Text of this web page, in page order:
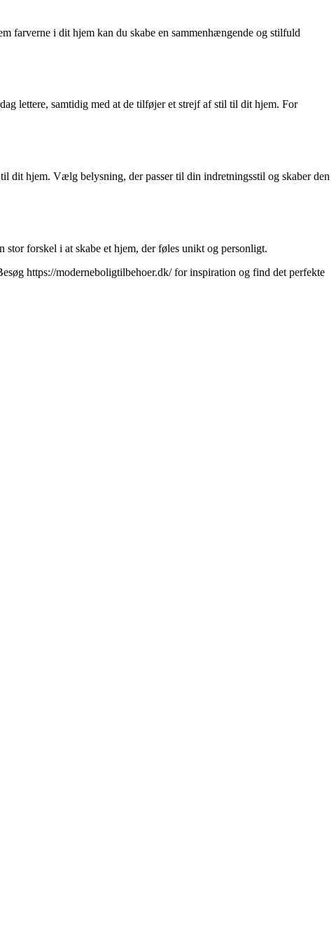
farverne i dit hjem kan du skabe en sammenhængende og stilfuld
lettere, samtidig med at de tilføjer et strejf af stil til dit hjem. For
dit hjem. Vælg belysning, der passer til din indretningsstil og skaber den
forskel i at skabe et hjem, der føles unikt og personligt.
https://moderneboligtilbehoer.dk/ for inspiration og find det perfekte